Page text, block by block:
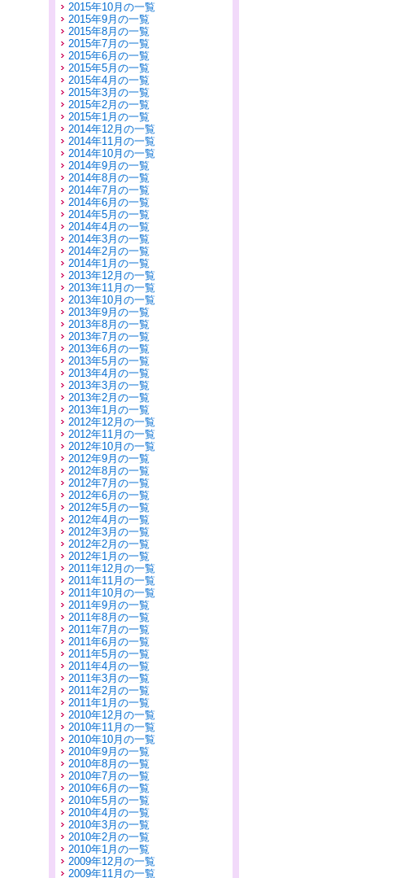
2015年10月の一覧
2015年9月の一覧
2015年8月の一覧
2015年7月の一覧
2015年6月の一覧
2015年5月の一覧
2015年4月の一覧
2015年3月の一覧
2015年2月の一覧
2015年1月の一覧
2014年12月の一覧
2014年11月の一覧
2014年10月の一覧
2014年9月の一覧
2014年8月の一覧
2014年7月の一覧
2014年6月の一覧
2014年5月の一覧
2014年4月の一覧
2014年3月の一覧
2014年2月の一覧
2014年1月の一覧
2013年12月の一覧
2013年11月の一覧
2013年10月の一覧
2013年9月の一覧
2013年8月の一覧
2013年7月の一覧
2013年6月の一覧
2013年5月の一覧
2013年4月の一覧
2013年3月の一覧
2013年2月の一覧
2013年1月の一覧
2012年12月の一覧
2012年11月の一覧
2012年10月の一覧
2012年9月の一覧
2012年8月の一覧
2012年7月の一覧
2012年6月の一覧
2012年5月の一覧
2012年4月の一覧
2012年3月の一覧
2012年2月の一覧
2012年1月の一覧
2011年12月の一覧
2011年11月の一覧
2011年10月の一覧
2011年9月の一覧
2011年8月の一覧
2011年7月の一覧
2011年6月の一覧
2011年5月の一覧
2011年4月の一覧
2011年3月の一覧
2011年2月の一覧
2011年1月の一覧
2010年12月の一覧
2010年11月の一覧
2010年10月の一覧
2010年9月の一覧
2010年8月の一覧
2010年7月の一覧
2010年6月の一覧
2010年5月の一覧
2010年4月の一覧
2010年3月の一覧
2010年2月の一覧
2010年1月の一覧
2009年12月の一覧
2009年11月の一覧